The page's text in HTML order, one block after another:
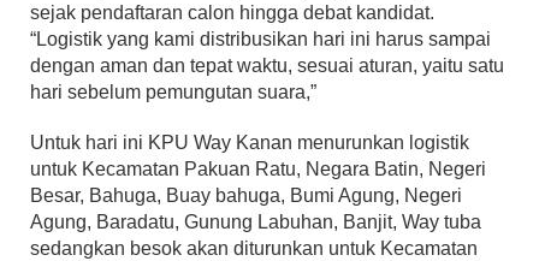
sejak pendaftaran calon hingga debat kandidat.
“Logistik yang kami distribusikan hari ini harus sampai
dengan aman dan tepat waktu, sesuai aturan, yaitu satu
hari sebelum pemungutan suara,”
Untuk hari ini KPU Way Kanan menurunkan logistik
untuk Kecamatan Pakuan Ratu, Negara Batin, Negeri
Besar, Bahuga, Buay bahuga, Bumi Agung, Negeri
Agung, Baradatu, Gunung Labuhan, Banjit, Way tuba
sedangkan besok akan diturunkan untuk Kecamatan